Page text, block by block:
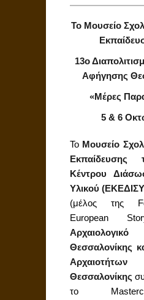
Το Μουσείο
13ο
Αφήγησης
«Μέρες
5 & 6
Το Μουσείο
Εκπαίδευσης
Κέντρου
Υλικού
(μέλος της
European
Θεσσαλονίκης
Θεσσαλονίκης
το